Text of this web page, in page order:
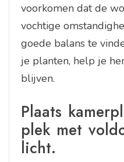
voorkomen dat de
vochtige
goede balans te
je planten, help je
blijven.
Plaats
plek met
licht.